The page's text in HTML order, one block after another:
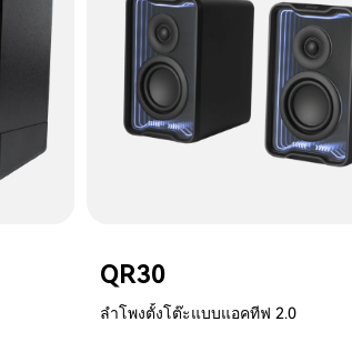
QR30
ลำโพงตั้งโต๊ะแบบแอคทีฟ 2.0